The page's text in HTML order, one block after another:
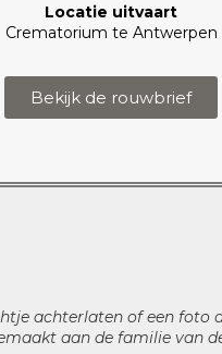
Locatie uitvaart
Crematorium te Antwerpen
Bekijk de rouwbrief
achterlaten of een foto
aan de familie van